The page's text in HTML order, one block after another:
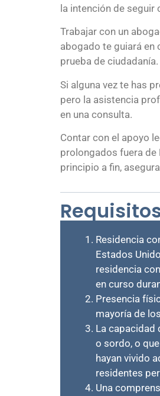
la intención de seguir
Trabajar con un
abogado te guiará en
prueba de ciudadanía.
Si alguna vez te has
pero la asistencia
en una consulta.
Contar con el apoyo
prolongados fuera de
principio a fin,
Residencia
Estados
residencia
en curso
Presencia
mayoría de
La capacidad
o sordo, o
hayan vivido
residentes
Una